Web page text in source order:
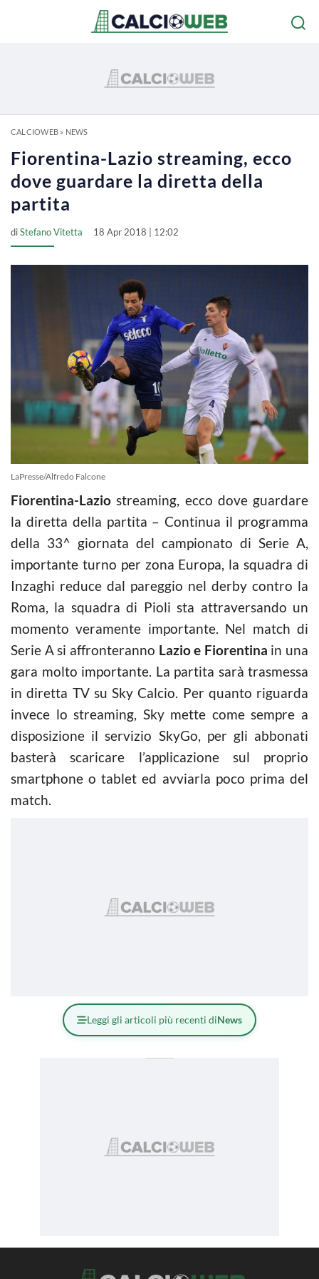
CALCIOWEB» NEWS
Fiorentina-Lazio streaming, ecco
dove guardare la diretta della
partita
diStefano Vitetta 18 Apr 2018 | 12:02
LaPresse/Alfredo Falcone
Fiorentina-Lazio streaming, ecco dove guardare
la diretta della partita – Continua il programma
della 33^ giornata del campionato di Serie A,
importante turno per zona Europa, la squadra di
Inzaghi reduce dal pareggio nel derby contro la
Roma, la squadra di Pioli sta attraversando un
momento veramente importante. Nel match di
Serie A si affronteranno Lazio e Fiorentina in una
gara molto importante. La partita sarà trasmessa
in diretta TV su Sky Calcio. Per quanto riguarda
invece lo streaming, Sky mette come sempre a
disposizione il servizio SkyGo, per gli abbonati
basterà scaricare l’applicazione sul proprio
smartphone o tablet ed avviarla poco prima del
match.
Leggi gli articoli più recenti diNews